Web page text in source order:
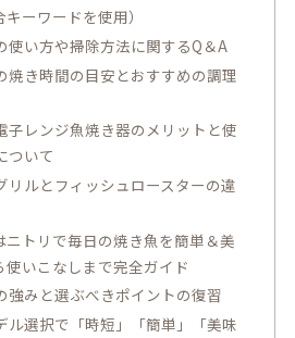
ーワードを使用）
使い方や掃除方法に関するQ＆A
焼き時間の目安とおすすめの調理
子レンジ魚焼き器のメリットと使
ついて
リルとフィッシュロースターの違
ニトリで毎日の焼き魚を簡単＆美
いこなしまで完全ガイド
強みと選ぶべきポイントの復習
ル選択で「時短」「簡単」「美味